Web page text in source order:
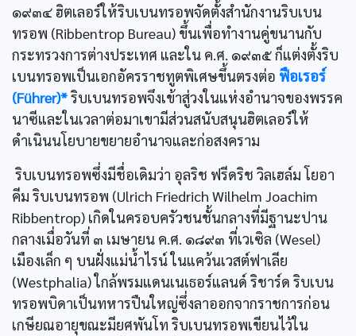
๑๙๓๔ ฮิตเลอร์ให้ริบเบนทรอพจัดตั้งสำนักงานริบเบน
ทรอพ (Ribbentrop Bureau) ขึ้นเพื่อทำงานคู่ขนานกับ
กระทรวงการต่างประเทศ และใน ค.ศ. ๑๙๓๕ ก็แต่งตั้งริบ
เบนทรอพเป็นเอกอัครราชทูตพิเศษขึ้นตรงต่อ ฟือเรอร์
(Führer)*ริบเบนทรอพจึงเข้าสู่วงในแห่งอำนาจของพรรค
นาซีและในเวลาต่อมาเขามีส่วนสนับสนุนฮิตเลอร์ให้
ดำเนินนโยบายขยายอำนาจและก่อสงคราม
ริบเบนทรอพซึ่งมีชื่อเดิมว่า อุลริช ฟรีดริช วิลเฮล์ม โยอา
คีม ริบเบนทรอพ (Ulrich Friedrich Wilhelm Joachim
Ribbentrop) เกิดในครอบครัวชนชั้นกลางที่มีฐานะปาน
กลางเมื่อวันที่ ๓ เมษายน ค.ศ. ๑๘๙๓ ที่เวเซิล (Wesel)
เมืองเล็ก ๆ บนฝั่งแม่นํ้าไรน์ ในแคว้นเวสต์ฟาเลีย
(Westphalia) ใกล้พรมแดนเนเธอร์แลนด์ ริชาร์ด ริบเบน
ทรอพบิดาเป็นทหารปืนใหญ่ซึ่งลาออกจากราชการก่อน
เกษียณอายุขณะมียศพันโท ริบเบนทรอพเขียนไว้ใน